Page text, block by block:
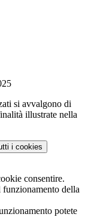
si avvalgono di
illustrate nella
i cookies
consentire.
della
potete